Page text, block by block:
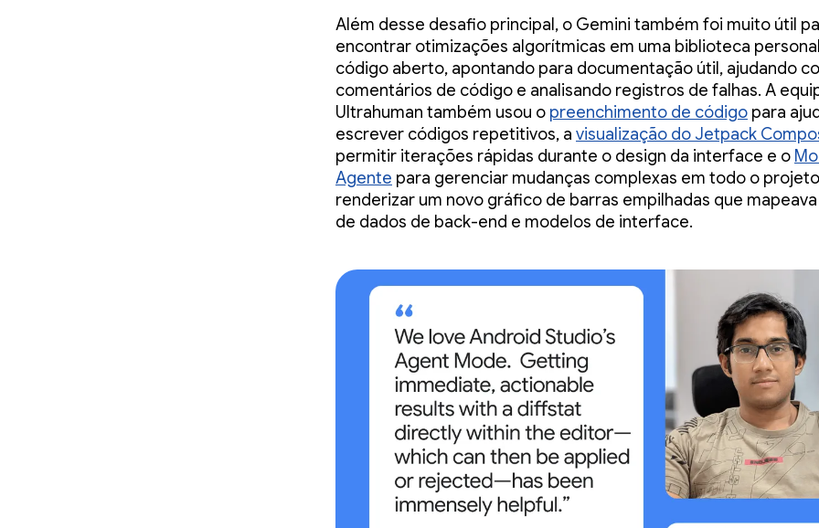
Além desse desafio principal, o Gemini também foi muito útil
encontrar otimizações algorítmicas em uma biblioteca
código aberto, apontando para documentação útil, ajudando
comentários de código e analisando registros de falhas. A
Ultrahuman também usou o preenchimento de código para
escrever códigos repetitivos, a visualização do Jetpack
permitir iterações rápidas durante o design da interface e o
Agente para gerenciar mudanças complexas em todo o
renderizar um novo gráfico de barras empilhadas que
de dados de back-end e modelos de interface.